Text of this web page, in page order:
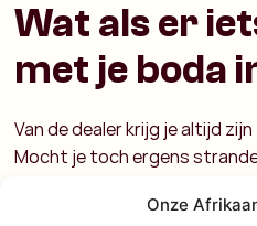
Onze
Wat als er
met je boda
Van de dealer krijg je altijd
Mocht je toch ergens
garage aan je boda